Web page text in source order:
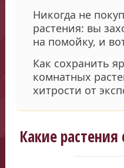
Никогда не
растения: вы
на помойку, и
Как сохранить
комнатных
хитрости от
Какие